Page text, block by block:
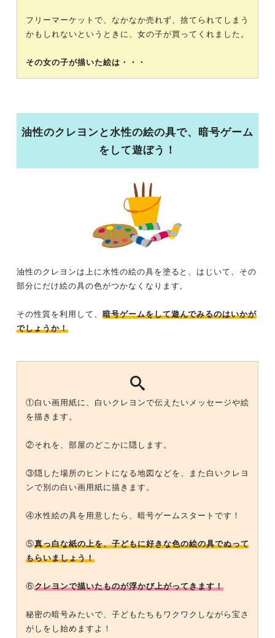
フリーマーケットで、なかなか売れず、捨てられてしまう
かもしれないというときに、女の子が買ってくれました。
その女の子が描いた絵は・・・
油性のクレヨンと水性の絵の具で、暗号ゲーム
をして遊ぼう！
油性のクレヨンは上に水性の絵の具を塗ると、はじいて、その
部分にだけ絵の具の色がつかなくなります。
その性質を利用して、 暗号ゲームをして遊んでみるのはいかが
でしょうか！
①白い画用紙に、白いクレヨンで伝えたいメッセージや絵
を描きます。
②それを、部屋のどこかに隠します。
③隠した場所のヒントになる地図などを、また白いクレヨ
ンで別の白い画用紙に描きます。
④水性絵の具を用意したら、暗号ゲームスタートです！
⑤真っ白な紙の上を、子どもに好きな色の絵の具でぬって
もらいましょう！
⑥クレヨンで描いたものが浮かび上がってきます！
秘密の暗号みたいで、子どもたちもワクワクしながら宝さ
がしをし始めますよ！